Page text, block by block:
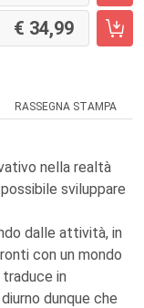
34,99
RASSEGNA STAMPA
nella realtà
sviluppare
dalle attività, in
con un mondo
in
dunque che